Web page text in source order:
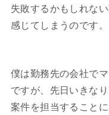
失敗するかもしれな
感じてしまうのです。
僕は勤務先の会社で
ですが、先日いきな
案件を担当することに